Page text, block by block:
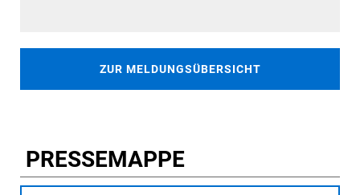
ZUR MELDUNGSÜBERSICHT
PRESSEMAPPE